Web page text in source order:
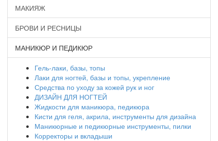
МАКИЯЖ
БРОВИ И РЕСНИЦЫ
МАНИКЮР И ПЕДИКЮР
Гель-лаки, базы, топы
Лаки для ногтей, базы и топы, укрепление
Средства по уходу за кожей рук и ног
ДИЗАЙН ДЛЯ НОГТЕЙ
Жидкости для маникюра, педикюра
Кисти для геля, акрила, инструменты для дизайна
Маникюрные и педикюрные инструменты, пилки
Корректоры и вкладыши